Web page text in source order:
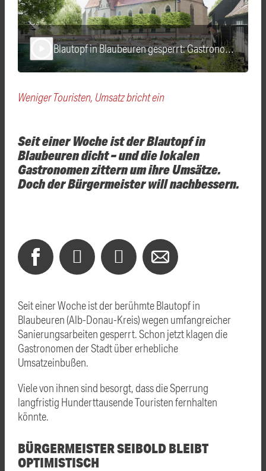
Blautopf in Blaubeuren gesperrt: Gastronomen in Sorge
Weniger Touristen, Umsatz bricht ein
Seit einer Woche ist der Blautopf in
Blaubeuren dicht – und die lokalen
Gastronomen zittern um ihre Umsätze.
Doch der Bürgermeister will nachbessern.
Seit einer Woche ist der berühmte Blautopf in
Blaubeuren (Alb-Donau-Kreis) wegen umfangreicher
Sanierungsarbeiten gesperrt. Schon jetzt klagen die
Gastronomen der Stadt über erhebliche
Umsatzeinbußen.
Viele von ihnen sind besorgt, dass die Sperrung
langfristig Hunderttausende Touristen fernhalten
könnte.
BÜRGERMEISTER SEIBOLD BLEIBT
OPTIMISTISCH